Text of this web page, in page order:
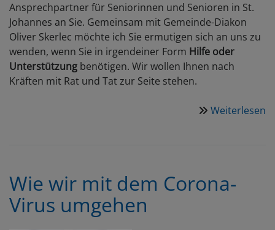
Ansprechpartner für Seniorinnen und Senioren in St.
Johannes an Sie. Gemeinsam mit Gemeinde-Diakon
Oliver Skerlec möchte ich Sie ermutigen sich an uns zu
wenden, wenn Sie in irgendeiner Form Hilfe oder
Unterstützung benötigen. Wir wollen Ihnen nach
Kräften mit Rat und Tat zur Seite stehen.
Weiterlesen
Wie wir mit dem Corona-
Virus umgehen